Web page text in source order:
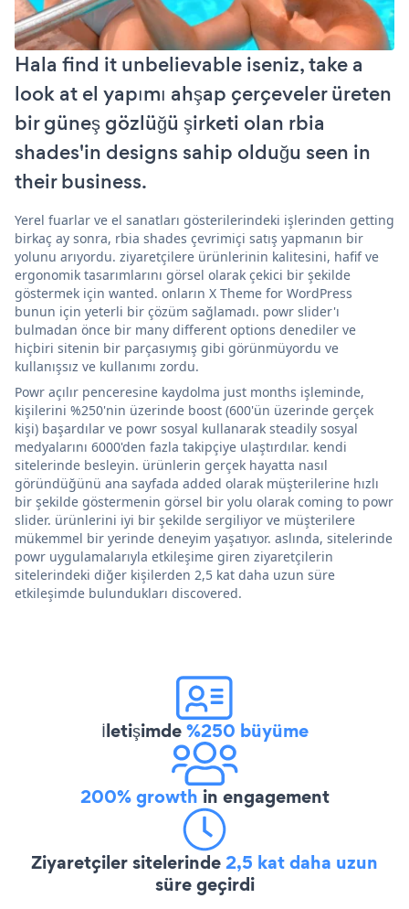
Hala find it unbelievable iseniz, take a
look at el yapımı ahşap çerçeveler üreten
bir güneş gözlüğü şirketi olan rbia
shades'in designs sahip olduğu seen in
their business.
Yerel fuarlar ve el sanatları gösterilerindeki işlerinden getting
birkaç ay sonra, rbia shades çevrimiçi satış yapmanın bir
yolunu arıyordu. ziyaretçilere ürünlerinin kalitesini, hafif ve
ergonomik tasarımlarını görsel olarak çekici bir şekilde
göstermek için wanted. onların X Theme for WordPress
bunun için yeterli bir çözüm sağlamadı. powr slider'ı
bulmadan önce bir many different options denediler ve
hiçbiri sitenin bir parçasıymış gibi görünmüyordu ve
kullanışsız ve kullanımı zordu.
Powr açılır penceresine kaydolma just months işleminde,
kişilerini %250'nin üzerinde boost (600'ün üzerinde gerçek
kişi) başardılar ve powr sosyal kullanarak steadily sosyal
medyalarını 6000'den fazla takipçiye ulaştırdılar. kendi
sitelerinde besleyin. ürünlerin gerçek hayatta nasıl
göründüğünü ana sayfada added olarak müşterilerine hızlı
bir şekilde göstermenin görsel bir yolu olarak coming to powr
slider. ürünlerini iyi bir şekilde sergiliyor ve müşterilere
mükemmel bir yerinde deneyim yaşatıyor. aslında, sitelerinde
powr uygulamalarıyla etkileşime giren ziyaretçilerin
sitelerindeki diğer kişilerden 2,5 kat daha uzun süre
etkileşimde bulundukları discovered.
İletişimde%250 büyüme
200% growth in engagement
Ziyaretçiler sitelerinde2,5 kat daha uzun
süre geçirdi